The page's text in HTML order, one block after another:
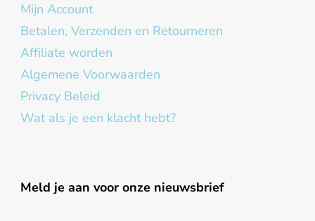
Mijn Account
Betalen, Verzenden en Retourneren
Affiliate worden
Algemene Voorwaarden
Privacy Beleid
Wat als je een klacht hebt?
Meld je aan voor onze nieuwsbrief